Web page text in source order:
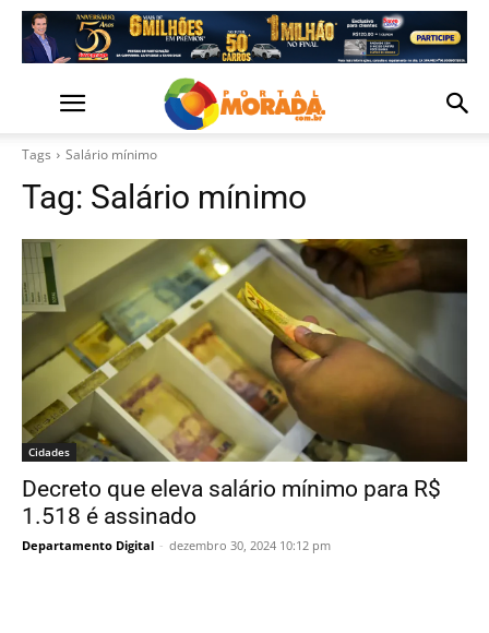
Tags Salário mínimo
Tag: Salário mínimo
Cidades
Decreto que eleva salário mínimo para R$
1.518 é assinado
Departamento Digital - dezembro 30, 2024 10:12 pm